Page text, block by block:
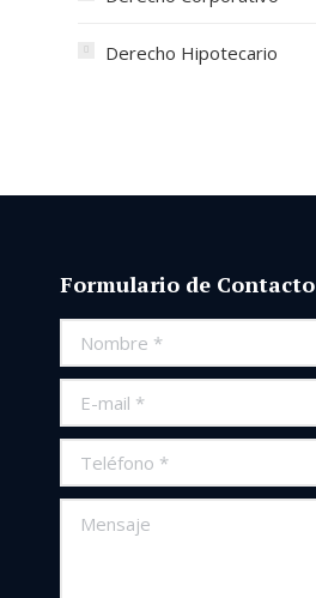
Derecho Hipotecario
Formulario de Contacto
Nombre *
E-mail *
Teléfono *
Mensaje